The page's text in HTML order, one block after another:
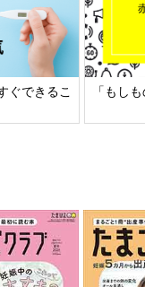
児科学会リーフレッ